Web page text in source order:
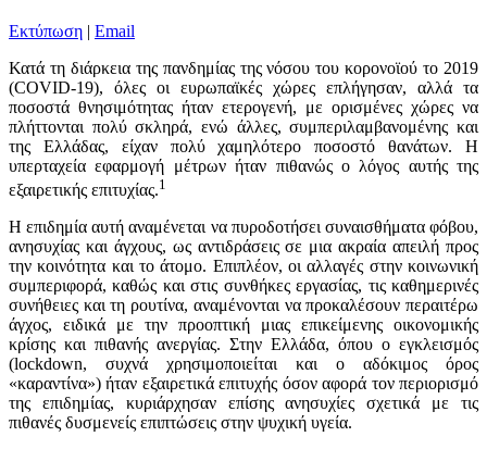
Εκτύπωση | Email
Κατά τη διάρκεια της πανδημίας της νόσου του κορονοϊού το 2019
(COVID-19), όλες οι ευρωπαϊκές χώρες επλήγησαν, αλλά τα
ποσοστά θνησιμότητας ήταν ετερογενή, με ορισμένες χώρες να
πλήττονται πολύ σκληρά, ενώ άλλες, συμπεριλαμβανομένης και
της Ελλάδας, είχαν πολύ χαμηλότερο ποσοστό θανάτων. Η
υπερταχεία εφαρμογή μέτρων ήταν πιθανώς ο λόγος αυτής της
εξαιρετικής επιτυχίας.1
H επιδημία αυτή αναμένεται να πυροδοτήσει συναισθήματα φόβου,
ανησυχίας και άγχους, ως αντιδράσεις σε μια ακραία απειλή προς
την κοινότητα και το άτομο. Επιπλέον, οι αλλαγές στην κοινωνική
συμπεριφορά, καθώς και στις συνθήκες εργασίας, τις καθημερινές
συνήθειες και τη ρουτίνα, αναμένονται να προκαλέσουν περαιτέρω
άγχος, ειδικά με την προοπτική μιας επικείμενης οικονομικής
κρίσης και πιθανής ανεργίας. Στην Ελλάδα, όπου ο εγκλεισμός
(lockdown, συχνά χρησιμοποιείται και ο αδόκιμος όρος
«καραντίνα») ήταν εξαιρετικά επιτυχής όσον αφορά τον περιορισμό
της επιδημίας, κυριάρχησαν επίσης ανησυχίες σχετικά με τις
πιθανές δυσμενείς επιπτώσεις στην ψυχική υγεία.